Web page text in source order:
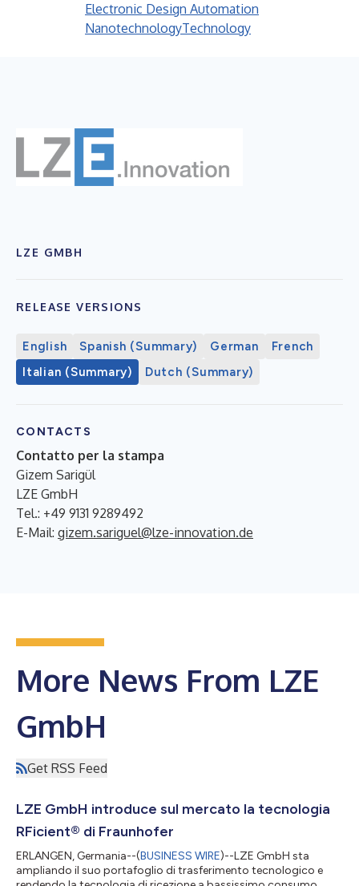
Electronic Design Automation
NanotechnologyTechnology
LZE GMBH
RELEASE VERSIONS
English Spanish (Summary) German
French
Italian (Summary)
Dutch (Summary)
CONTACTS
Contatto per la stampa
Gizem Sarigül
LZE GmbH
Tel.: +49 9131 9289492
E-Mail: gizem.sariguel@lze-innovation.de
More News From LZE
GmbH
Get RSS Feed
LZE GmbH introduce sul mercato la tecnologia
RFicient® di Fraunhofer
ERLANGEN, Germania--(BUSINESS WIRE)--LZE GmbH sta
ampliando il suo portafoglio di trasferimento tecnologico e